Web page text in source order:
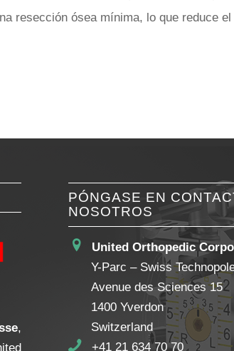
resección ósea mínima, lo que reduce
,
PÓNGASE EN
NOSOTROS
United Orthopedic
Y-Parc – Swiss
Avenue des Sciences 15
1400 Yverdon
Switzerland
+41 21 634 70 70